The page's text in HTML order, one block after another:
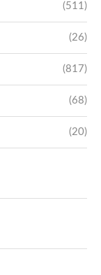
(511)
(26)
(817)
(68)
(20)